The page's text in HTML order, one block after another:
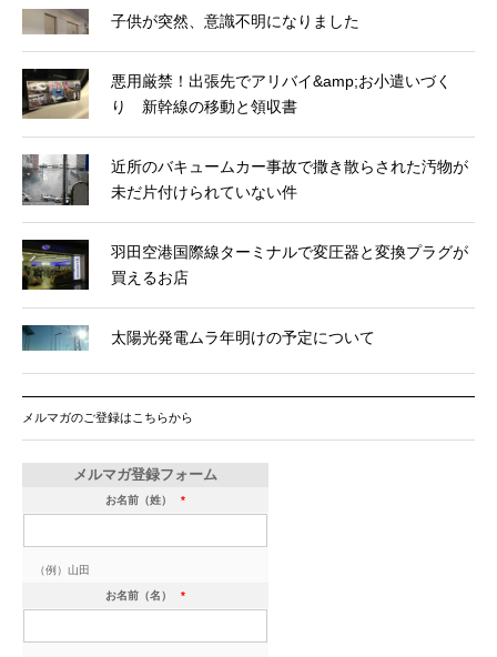
子供が突然、意識不明になりました
悪用厳禁！出張先でアリバイ&amp;お小遣いづく
り 新幹線の移動と領収書
近所のバキュームカー事故で撒き散らされた汚物が
未だ片付けられていない件
羽田空港国際線ターミナルで変圧器と変換プラグが
買えるお店
太陽光発電ムラ年明けの予定について
メルマガのご登録はこちらから
メルマガ登録フォーム
お名前（姓） *
（例）山田
お名前（名） *